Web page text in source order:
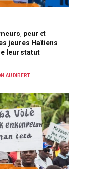
peur et
jeunes Haïtiens
leur statut
AUDIBERT